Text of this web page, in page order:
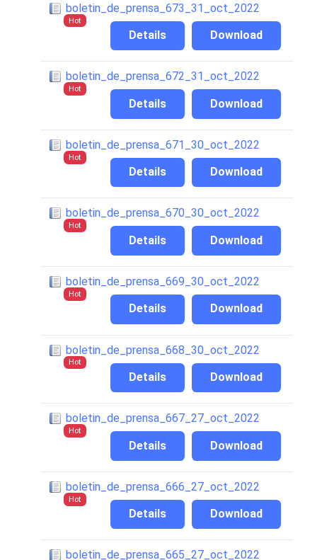
boletin_de_prensa_673_31_oct_2022
Hot
Download
Details
boletin_de_prensa_672_31_oct_2022
Hot
Download
Details
boletin_de_prensa_671_30_oct_2022
Hot
Download
Details
boletin_de_prensa_670_30_oct_2022
Hot
Download
Details
boletin_de_prensa_669_30_oct_2022
Hot
Download
Details
boletin_de_prensa_668_30_oct_2022
Hot
Download
Details
boletin_de_prensa_667_27_oct_2022
Hot
Download
Details
boletin_de_prensa_666_27_oct_2022
Hot
Download
Details
boletin_de_prensa_665_27_oct_2022